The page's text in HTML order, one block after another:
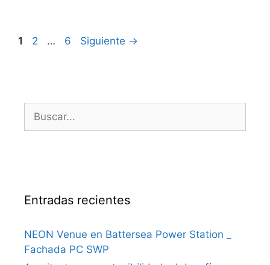
1 2 … 6 Siguiente →
Entradas recientes
NEON Venue en Battersea Power Station _
Fachada PC SWP